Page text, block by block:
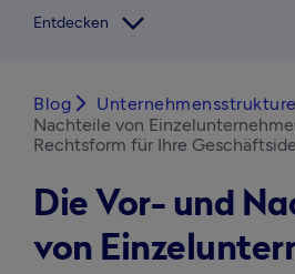
Entdecken arrow_forward_ios
Blog arrow_forward_ios
Nachteile von
Rechtsform für Ihre
Die Vor- und
von